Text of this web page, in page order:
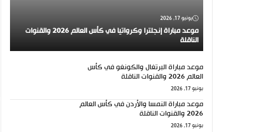
يونيو 17, 2026
موعد مباراة إنجلترا وكرواتيا في كأس العالم 2026 والقنوات
الناقلة
موعد مباراة البرتغال والكونغو في كأس
العالم 2026 والقنوات الناقلة
يونيو 17, 2026
موعد مباراة النمسا والأردن في كأس العالم
2026 والقنوات الناقلة
يونيو 17, 2026